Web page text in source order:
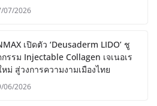
07/2026
เปิดตัว ‘Deusaderm LIDO’ ชู
รรม Injectable Collagen เจเนอเร
ม่ สู่วงการความงามเมืองไทย
06/2026